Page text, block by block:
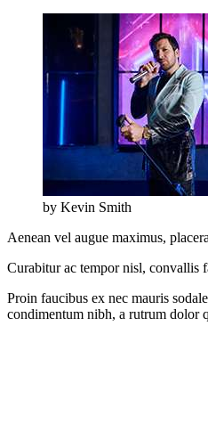
by Kevin Smith
Aenean vel augue maximus,
Curabitur ac tempor nisl, convallis
Proin faucibus ex nec mauris
condimentum nibh, a rutrum dolor